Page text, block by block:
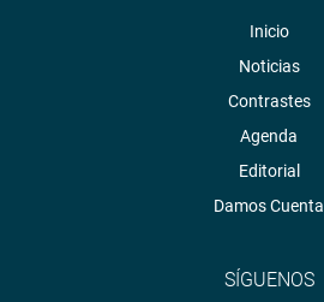
Inicio
Noticias
Contrastes
Agenda
Editorial
Damos Cuenta
SÍGUENOS